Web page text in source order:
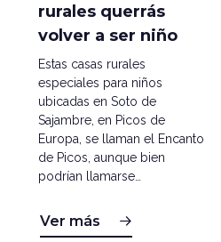
rurales querrás
volver a ser niño
Estas casas rurales
especiales para niños
ubicadas en Soto de
Sajambre, en Picos de
Europa, se llaman el Encanto
de Picos, aunque bien
podrían llamarse…
Ver más